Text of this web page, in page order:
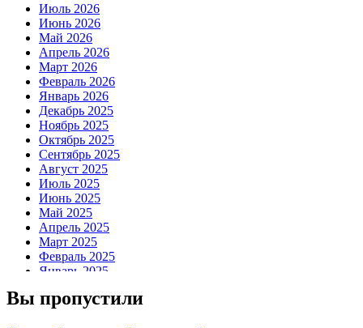
Июль 2026
Июнь 2026
Май 2026
Апрель 2026
Март 2026
Февраль 2026
Январь 2026
Декабрь 2025
Ноябрь 2025
Октябрь 2025
Сентябрь 2025
Август 2025
Июль 2025
Июнь 2025
Май 2025
Апрель 2025
Март 2025
Февраль 2025
Январь 2025
Ноябрь 2024
Вы пропустили